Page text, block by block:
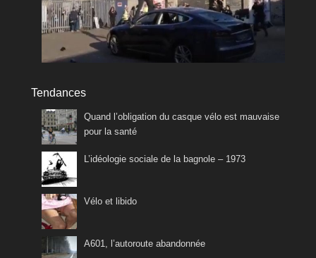
Tendances
Quand l’obligation du casque vélo est mauvaise
pour la santé
L’idéologie sociale de la bagnole – 1973
Vélo et libido
A601, l’autoroute abandonnée